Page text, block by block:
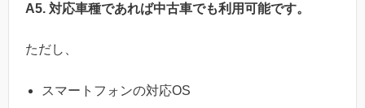
A5. 対応車種であれば中古車でも利用可能です。
ただし、
スマートフォンの対応OS